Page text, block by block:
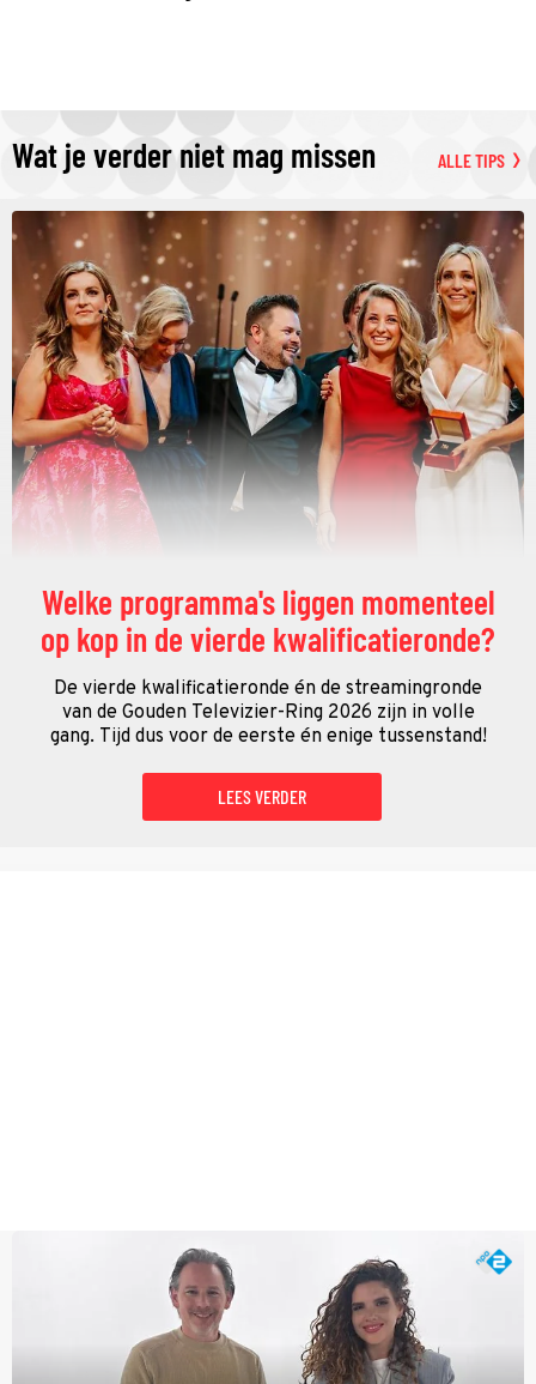
Wat je verder niet mag missen ALLE TIPS
Welke programma's liggen momenteel
op kop in de vierde kwalificatieronde?
De vierde kwalificatieronde én de streamingronde
van de Gouden Televizier-Ring 2026 zijn in volle
gang. Tijd dus voor de eerste én enige tussenstand!
LEES VERDER